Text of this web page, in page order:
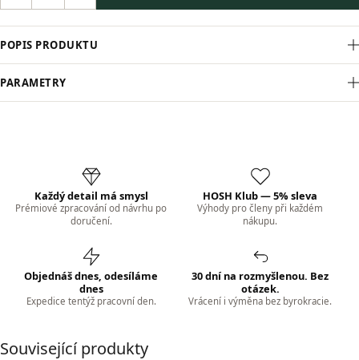
POPIS PRODUKTU
PARAMETRY
Každý detail má smysl
Prémiové zpracování od návrhu po
doručení.
HOSH Klub — 5% sleva
Výhody pro členy při každém
nákupu.
Objednáš dnes, odesíláme
dnes
Expedice tentýž pracovní den.
30 dní na rozmyšlenou. Bez
otázek.
Vrácení i výměna bez byrokracie.
Související produkty